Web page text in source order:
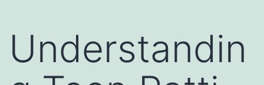
Understandin